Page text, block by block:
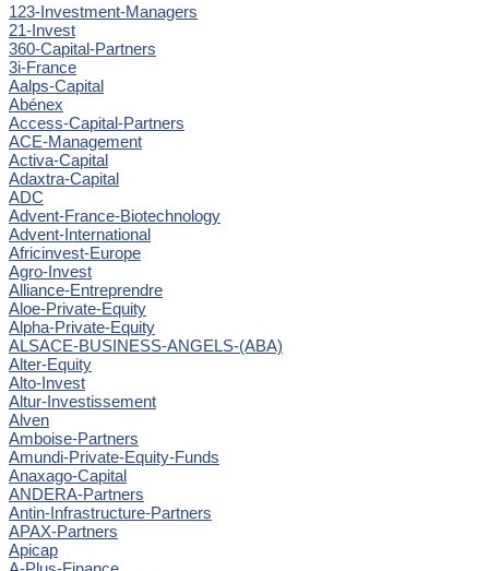
123-Investment-Managers
21-Invest
360-Capital-Partners
3i-France
Aalps-Capital
Abénex
Access-Capital-Partners
ACE-Management
Activa-Capital
Adaxtra-Capital
ADC
Advent-France-Biotechnology
Advent-International
Africinvest-Europe
Agro-Invest
Alliance-Entreprendre
Aloe-Private-Equity
Alpha-Private-Equity
ALSACE-BUSINESS-ANGELS-(ABA)
Alter-Equity
Alto-Invest
Altur-Investissement
Alven
Amboise-Partners
Amundi-Private-Equity-Funds
Anaxago-Capital
ANDERA-Partners
Antin-Infrastructure-Partners
APAX-Partners
Apicap